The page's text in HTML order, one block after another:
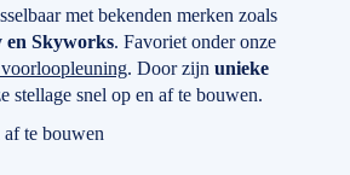
met bekenden merken zoals
en Skyworks. Favoriet onder onze
. Door zijn unieke
stellage snel op en af te bouwen.
te bouwen